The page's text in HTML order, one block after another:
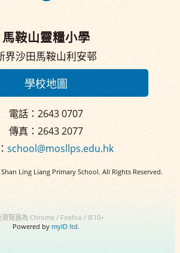
馬鞍山靈糧小學
界沙田馬鞍山利安邨
學校地圖
電話：2643 0707
傳真：2643 2077
school@mosllps.edu.hk
Ling Liang Primary School. All Rights Reserved.
瀏覽器為 Chrome / Firefox / IE10+
Powered by myID ltd.